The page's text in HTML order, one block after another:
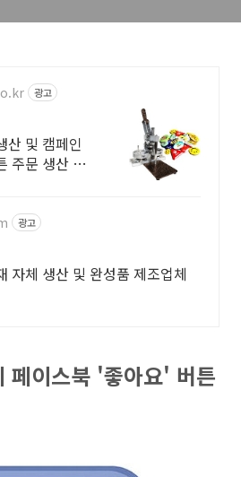
광고
산 및 캠페인
주문 생산 전
광고
자체 생산 및 완성품 제조업체
페이스북 '좋아요' 버튼